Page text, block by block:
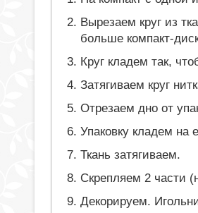
Вырезаем круг из
больше компакт-
Круг кладем так,
Затягиваем круг
Отрезаем дно от
Упаковку кладем на
Ткань затягиваем.
Скрепляем 2 части
Декорируем.